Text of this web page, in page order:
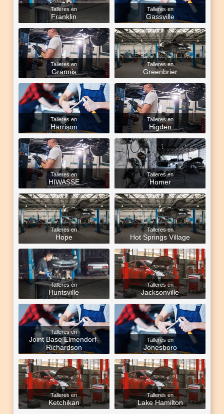
Talleres en
Franklin
Talleres en
Gassville
Talleres en
Grannis
Talleres en
Greenbrier
Talleres en
Harrison
Talleres en
Higden
Talleres en
HIWASSE
Talleres en
Homer
Talleres en
Hope
Talleres en
Hot Springs Village
Talleres en
Huntsville
Talleres en
Jacksonville
Talleres en
Joint Base Elmendorf-
Richardson
Talleres en
Jonesboro
Talleres en
Ketchikan
Talleres en
Lake Hamilton